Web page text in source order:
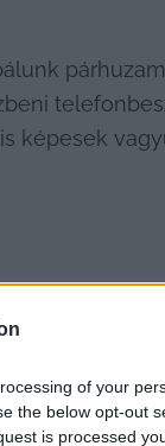
of your
the below opt-out
is processed
képesek